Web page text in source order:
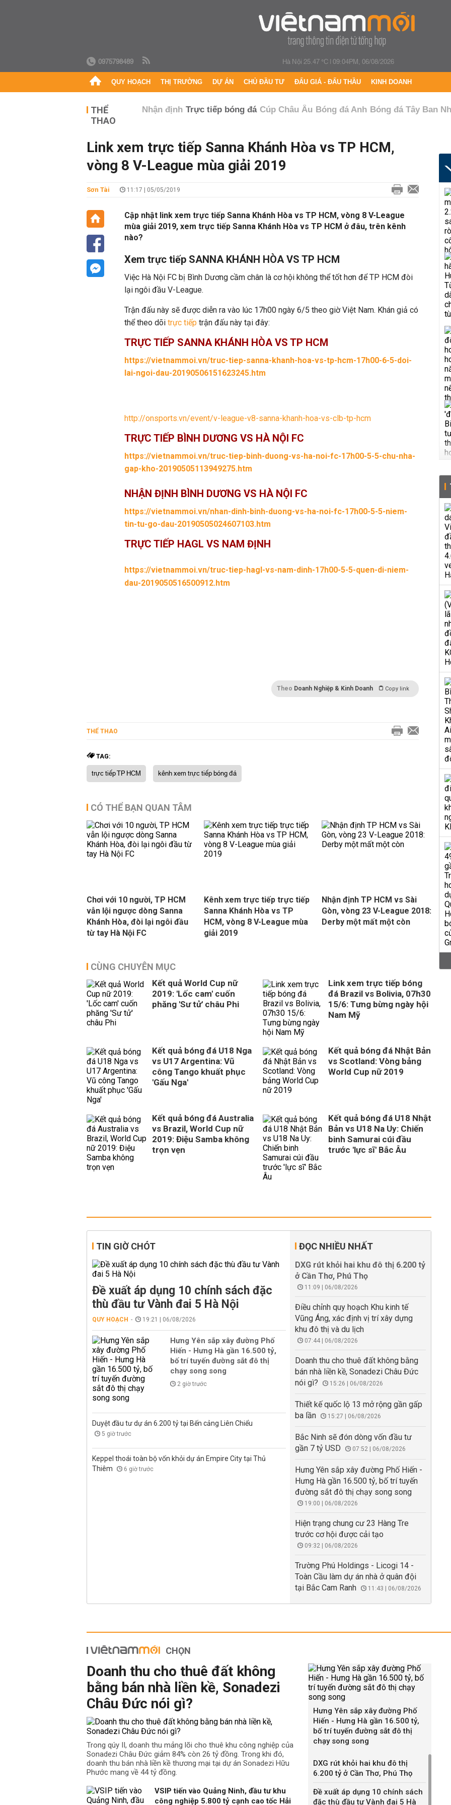
0975798489 Hà Nội 25.47 °C|09:04PM, 06/08/2026
QUY HOẠCH THỊ TRƯỜNG DỰ ÁN CHỦ ĐẦU TƯ ĐẤU GIÁ - ĐẤU THẦU KINH DOANH
THỂ
THAO
Nhận định Trực tiếp bóng đá Cúp Châu Âu Bóng đá Anh Bóng đá Tây Ban
Link xem trực tiếp Sanna Khánh Hòa vs TP HCM,
vòng 8 V-League mùa giải 2019
Sơn Tài 11:17 | 05/05/2019
Cập nhật link xem trực tiếp Sanna Khánh Hòa vs TP HCM, vòng 8 V-League
mùa giải 2019, xem trực tiếp Sanna Khánh Hòa vs TP HCM ở đâu, trên kênh
nào?
Xem trực tiếp SANNA KHÁNH HÒA VS TP HCM
Việc Hà Nội FC bị Bình Dương cầm chân là cơ hội không thể tốt hơn để TP HCM đòi
lại ngôi đầu V-League.
Trận đấu này sẽ được diễn ra vào lúc 17h00 ngày 6/5 theo giờ Việt Nam. Khán giả có
thể theo dõi trực tiếp trận đấu này tại đây:
TRỰC TIẾP SANNA KHÁNH HÒA VS TP HCM
https://vietnammoi.vn/truc-tiep-sanna-khanh-hoa-vs-tp-hcm-17h00-6-5-doi-
lai-ngoi-dau-20190506151623245.htm
http://onsports.vn/event/v-league-v8-sanna-khanh-hoa-vs-clb-tp-hcm
TRỰC TIẾP BÌNH DƯƠNG VS HÀ NỘI FC
https://vietnammoi.vn/truc-tiep-binh-duong-vs-ha-noi-fc-17h00-5-5-chu-nha-
gap-kho-20190505113949275.htm
NHẬN ĐỊNH BÌNH DƯƠNG VS HÀ NỘI FC
https://vietnammoi.vn/nhan-dinh-binh-duong-vs-ha-noi-fc-17h00-5-5-niem-
tin-tu-go-dau-20190505024607103.htm
TRỰC TIẾP HAGL VS NAM ĐỊNH
https://vietnammoi.vn/truc-tiep-hagl-vs-nam-dinh-17h00-5-5-quen-di-niem-
dau-2019050516500912.htm
Theo Doanh Nghiệp & Kinh Doanh Copy link
THỂ THAO
TAG:
trực tiếp TP HCM kênh xem trực tiếp bóng đá
CÓ THỂ BẠN QUAN TÂM
Chơi với 10 người, TP HCM
vẫn lội ngược dòng Sanna
Khánh Hòa, đòi lại ngôi đầu
từ tay Hà Nội FC
Kênh xem trực tiếp trực tiếp
Sanna Khánh Hòa vs TP
HCM, vòng 8 V-League mùa
giải 2019
Nhận định TP HCM vs Sài
Gòn, vòng 23 V-League 2018:
Derby một mất một còn
CÙNG CHUYÊN MỤC
Kết quả World Cup nữ
2019: 'Lốc cam' cuốn
phăng 'Sư tử' châu Phi
Link xem trực tiếp bóng
đá Brazil vs Bolivia, 07h30
15/6: Tưng bừng ngày hội
Nam Mỹ
Kết quả bóng đá U18 Nga
vs U17 Argentina: Vũ
công Tango khuất phục
'Gấu Nga'
Kết quả bóng đá Nhật Bản
vs Scotland: Vòng bảng
World Cup nữ 2019
Kết quả bóng đá Australia
vs Brazil, World Cup nữ
2019: Điệu Samba không
trọn vẹn
Kết quả bóng đá U18 Nhật
Bản vs U18 Na Uy: Chiến
binh Samurai cúi đầu
trước 'lực sĩ' Bắc Âu
TIN GIỜ CHÓT
Đề xuất áp dụng 10 chính sách đặc
thù đầu tư Vành đai 5 Hà Nội
QUY HOẠCH 19:21 | 06/08/2026
Hưng Yên sắp xây đường Phố
Hiến - Hưng Hà gần 16.500 tỷ,
bố trí tuyến đường sắt đô thị
chạy song song
2 giờ trước
Duyệt đầu tư dự án 6.200 tỷ tại Bến cảng Liên Chiểu
5 giờ trước
Keppel thoái toàn bộ vốn khỏi dự án Empire City tại Thủ
Thiêm
6 giờ trước
ĐỌC NHIỀU NHẤT
DXG rút khỏi hai khu đô thị 6.200 tỷ
ở Cần Thơ, Phú Thọ
11:09 | 06/08/2026
Điều chỉnh quy hoạch Khu kinh tế
Vũng Áng, xác định vị trí xây dựng
khu đô thị và du lịch
07:44 | 06/08/2026
Doanh thu cho thuê đất không bằng
bán nhà liền kề, Sonadezi Châu Đức
nói gì?
15:26 | 06/08/2026
Thiết kế quốc lộ 13 mở rộng gần gấp
ba lần
15:27 | 06/08/2026
Bắc Ninh sẽ đón dòng vốn đầu tư
gần 7 tỷ USD
07:52 | 06/08/2026
Hưng Yên sắp xây đường Phố Hiến -
Hưng Hà gần 16.500 tỷ, bố trí tuyến
đường sắt đô thị chạy song song
19:00 | 06/08/2026
Hiện trạng chung cư 23 Hàng Tre
trước cơ hội được cải tạo
09:32 | 06/08/2026
Trường Phú Holdings - Licogi 14 -
Toàn Cầu làm dự án nhà ở quân đội
tại Bắc Cam Ranh
11:43 | 06/08/2026
CHỌN
Doanh thu cho thuê đất không
bằng bán nhà liền kề, Sonadezi
Châu Đức nói gì?
Trong qúy II, doanh thu mảng lõi cho thuê khu công nghiệp của
Sonadezi Châu Đức giảm 84% còn 26 tỷ đồng. Trong khi đó,
doanh thu bán nhà liền kề thương mại tại dự án Sonadezi Hữu
Phước mang về 44 tỷ đồng.
VSIP tiến vào Quảng Ninh, đầu tư khu
công nghiệp 5.800 tỷ cạnh cao tốc Hải
Hưng Yên sắp xây đường Phố
Hiến - Hưng Hà gần 16.500 tỷ,
bố trí tuyến đường sắt đô thị
chạy song song
DXG rút khỏi hai khu đô thị
6.200 tỷ ở Cần Thơ, Phú Thọ
Đề xuất áp dụng 10 chính sách
đặc thù đầu tư Vành đai 5 Hà